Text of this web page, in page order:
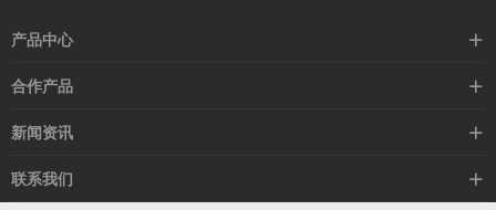
产品中心
高速线缆
以太网交换机
合作产品
希捷硬盘
新闻资讯
行业动态
联系我们